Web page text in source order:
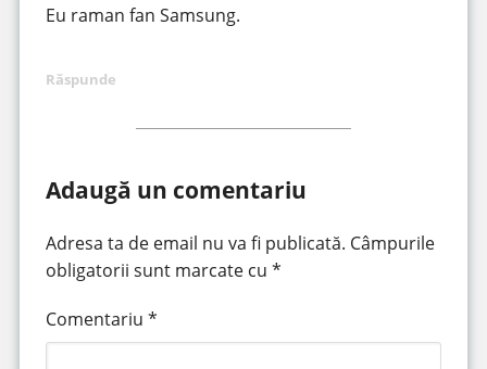
Eu raman fan Samsung.
Răspunde
Adaugă un comentariu
Adresa ta de email nu va fi publicată. Câmpurile
obligatorii sunt marcate cu *
Comentariu *